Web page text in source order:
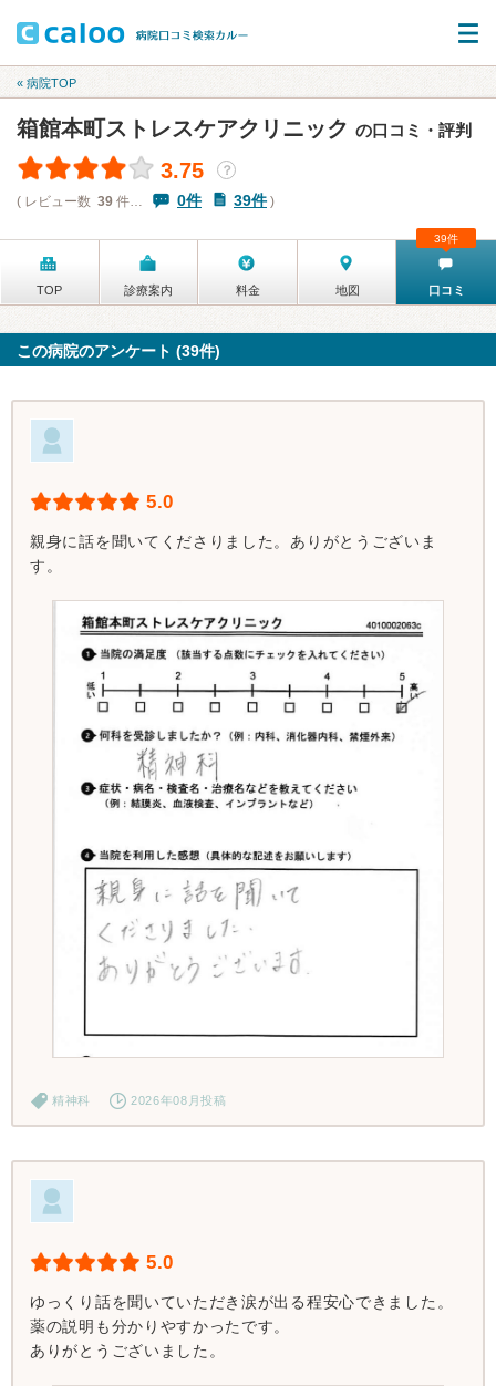
« 病院TOP
箱館本町ストレスケアクリニック の口コミ・評判
3.75
？
( レビュー数 39 件… 0件 39件)
TOP 診療案内 料金 地図 口コミ
39件
この病院のアンケート (39件)
5.0
親身に話を聞いてくださりました。ありがとうございま
す。
精神科 2026年08月投稿
5.0
ゆっくり話を聞いていただき涙が出る程安心できました。
薬の説明も分かりやすかったです。
ありがとうございました。